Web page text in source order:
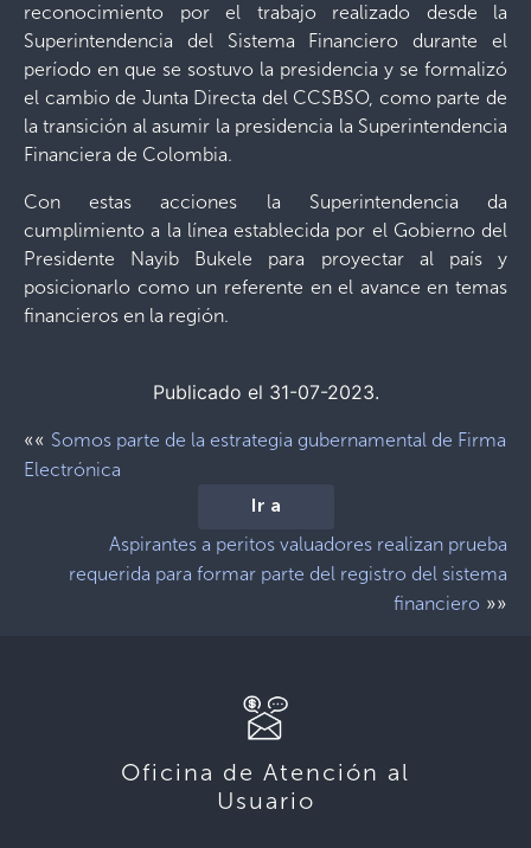
reconocimiento por el trabajo realizado desde la
Superintendencia del Sistema Financiero durante el
período en que se sostuvo la presidencia y se formalizó
el cambio de Junta Directa del CCSBSO, como parte de
la transición al asumir la presidencia la Superintendencia
Financiera de Colombia.
Con estas acciones la Superintendencia da
cumplimiento a la línea establecida por el Gobierno del
Presidente Nayib Bukele para proyectar al país y
posicionarlo como un referente en el avance en temas
financieros en la región.
Publicado el 31-07-2023.
«« Somos parte de la estrategia gubernamental de Firma
Electrónica
Ir a
Aspirantes a peritos valuadores realizan prueba
requerida para formar parte del registro del sistema
financiero »»
Oficina de Atención al
Usuario